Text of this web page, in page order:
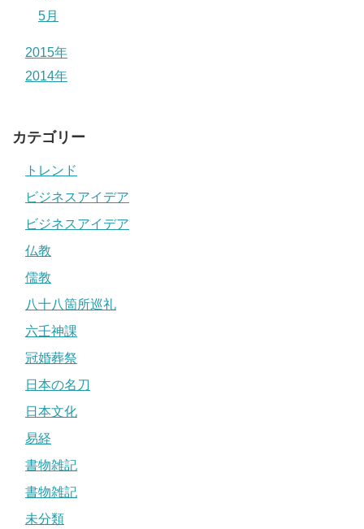
5月
2015年
2014年
カテゴリー
トレンド
ビジネスアイデア
ビジネスアイデア
仏教
儒教
八十八箇所巡礼
六壬神課
冠婚葬祭
日本の名刀
日本文化
易経
書物雑記
書物雑記
未分類